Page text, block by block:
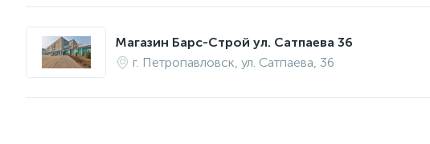
Магазин Барс-Строй ул. Сатпаева 36
г. Петропавловск, ул. Сатпаева, 36